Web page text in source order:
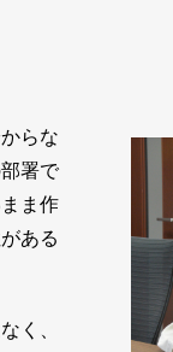
らな
署で
ま作
ある
く、